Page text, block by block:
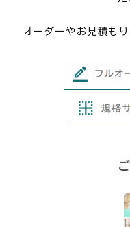
オーダーやお見積も